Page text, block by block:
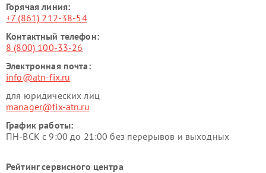
Горячая линия:
+7 (861) 212-38-54
Контактный телефон:
8 (800) 100-33-26
Электронная почта:
info@atn-fix.ru
для юридических лиц
manager@fix-atn.ru
График работы:
ПН-ВСК с 9:00 до 21:00 без перерывов и выходных
Рейтинг сервисного центра